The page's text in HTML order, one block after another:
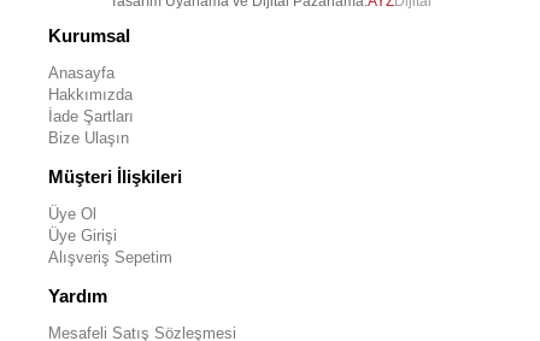
Kurumsal
Anasayfa
Hakkımızda
İade Şartları
Bize Ulaşın
Müşteri İlişkileri
Üye Ol
Üye Girişi
Alışveriş Sepetim
Yardım
Mesafeli Satış Sözleşmesi